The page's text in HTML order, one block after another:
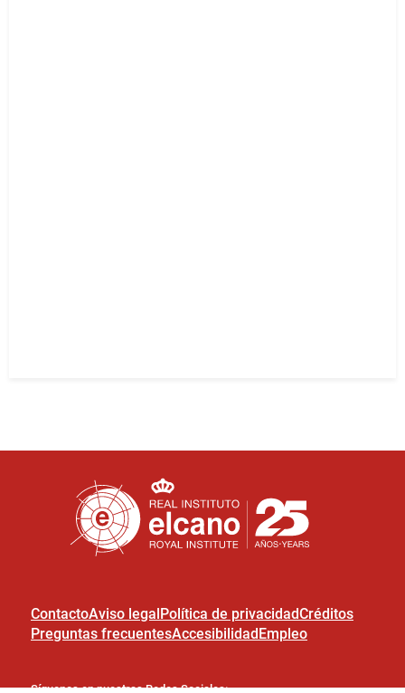
ContactoAviso legalPolítica de privacidadCréditos
Preguntas frecuentesAccesibilidadEmpleo
Síguenos en nuestras Redes Sociales: